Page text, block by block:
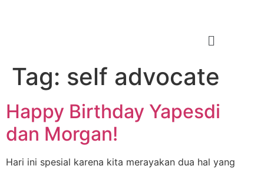
Tag: self advocate
Happy Birthday Yapesdi
dan Morgan!
Hari ini spesial karena kita merayakan dua hal yang